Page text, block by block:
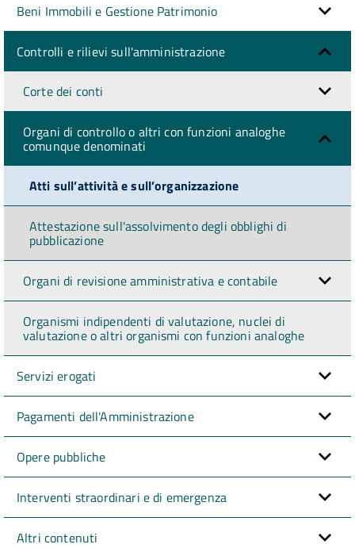
Beni Immobili e Gestione Patrimonio
Controlli e rilievi sull'amministrazione
Corte dei conti
Organi di controllo o altri con funzioni analoghe
comunque denominati
Atti sull’attività e sull’organizzazione
Attestazione sull'assolvimento degli obblighi di
pubblicazione
Organi di revisione amministrativa e contabile
Organismi indipendenti di valutazione, nuclei di
valutazione o altri organismi con funzioni analoghe
Servizi erogati
Pagamenti dell'Amministrazione
Opere pubbliche
Interventi straordinari e di emergenza
Altri contenuti